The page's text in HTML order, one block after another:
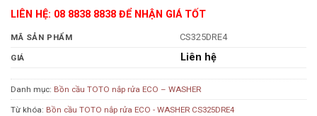
LIÊN HỆ: 08 8838 8838 ĐỂ NHẬN GIÁ TỐT
MÃ SẢN PHẨM CS325DRE4
GIÁ Liên hệ
Danh mục: Bồn cầu TOTO nắp rửa ECO – WASHER
Từ khóa: Bồn cầu TOTO nắp rửa ECO - WASHER CS325DRE4